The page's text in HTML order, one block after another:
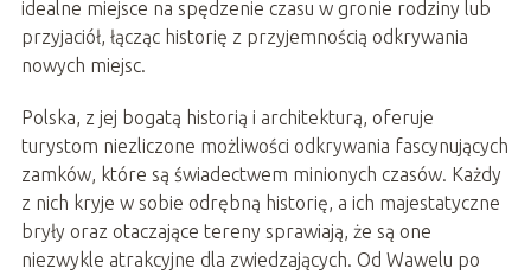
idealne miejsce na spędzenie czasu w gronie rodziny lub
przyjaciół, łącząc historię z przyjemnością odkrywania
nowych miejsc.
Polska, z jej bogatą historią i architekturą, oferuje
turystom niezliczone możliwości odkrywania fascynujących
zamków, które są świadectwem minionych czasów. Każdy
z nich kryje w sobie odrębną historię, a ich majestatyczne
bryły oraz otaczające tereny sprawiają, że są one
niezwykle atrakcyjne dla zwiedzających. Od Wawelu po